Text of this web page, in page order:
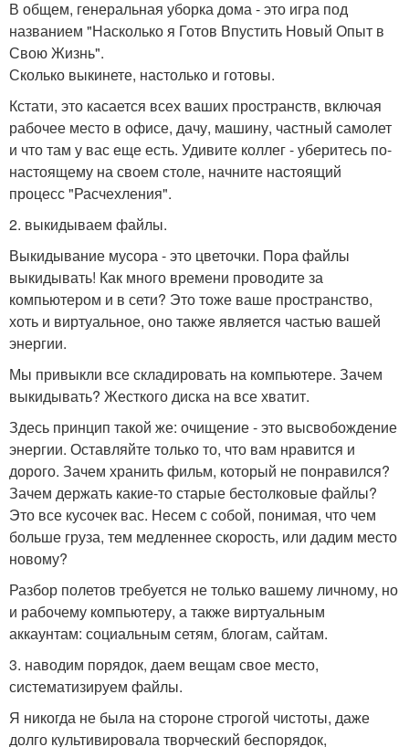
В общем, генеральная уборка дома - это игра под
названием "Насколько я Готов Впустить Новый Опыт в
Свою Жизнь".
Сколько выкинете, настолько и готовы.
Кстати, это касается всех ваших пространств, включая
рабочее место в офисе, дачу, машину, частный самолет
и что там у вас еще есть. Удивите коллег - уберитесь по-
настоящему на своем столе, начните настоящий
процесс "Расчехления".
2. выкидываем файлы.
Выкидывание мусора - это цветочки. Пора файлы
выкидывать! Как много времени проводите за
компьютером и в сети? Это тоже ваше пространство,
хоть и виртуальное, оно также является частью вашей
энергии.
Мы привыкли все складировать на компьютере. Зачем
выкидывать? Жесткого диска на все хватит.
Здесь принцип такой же: очищение - это высвобождение
энергии. Оставляйте только то, что вам нравится и
дорого. Зачем хранить фильм, который не понравился?
Зачем держать какие-то старые бестолковые файлы?
Это все кусочек вас. Несем с собой, понимая, что чем
больше груза, тем медленнее скорость, или дадим место
новому?
Разбор полетов требуется не только вашему личному, но
и рабочему компьютеру, а также виртуальным
аккаунтам: социальным сетям, блогам, сайтам.
3. наводим порядок, даем вещам свое место,
систематизируем файлы.
Я никогда не была на стороне строгой чистоты, даже
долго культивировала творческий беспорядок,